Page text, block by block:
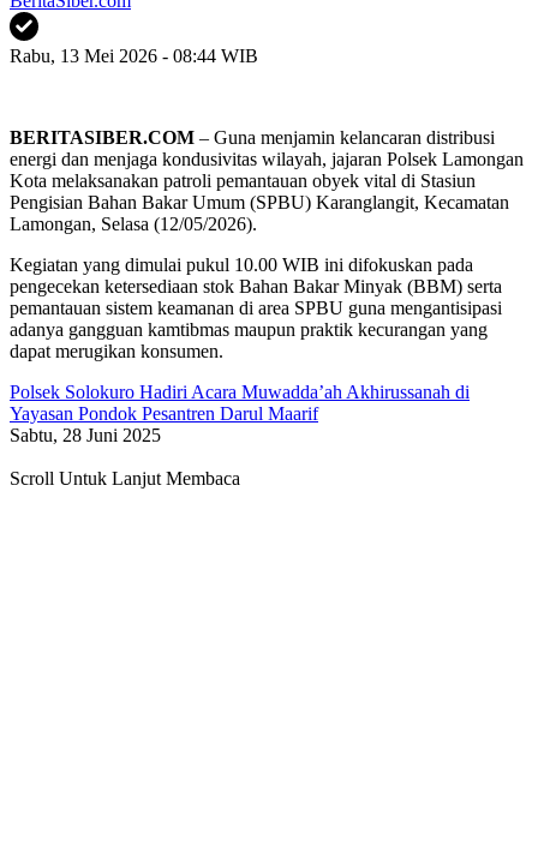
Rabu, 13 Mei 2026 - 08:44 WIB
BERITASIBER.COM – Guna menjamin kelancaran distribusi
energi dan menjaga kondusivitas wilayah, jajaran Polsek Lamongan
Kota melaksanakan patroli pemantauan obyek vital di Stasiun
Pengisian Bahan Bakar Umum (SPBU) Karanglangit, Kecamatan
Lamongan, Selasa (12/05/2026).
Kegiatan yang dimulai pukul 10.00 WIB ini difokuskan pada
pengecekan ketersediaan stok Bahan Bakar Minyak (BBM) serta
pemantauan sistem keamanan di area SPBU guna mengantisipasi
adanya gangguan kamtibmas maupun praktik kecurangan yang
dapat merugikan konsumen.
Polsek Solokuro Hadiri Acara Muwadda’ah Akhirussanah di
Yayasan Pondok Pesantren Darul Maarif
Sabtu, 28 Juni 2025
Scroll Untuk Lanjut Membaca